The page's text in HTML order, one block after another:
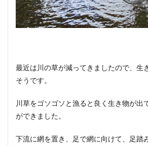
最近は川の草が減ってきましたので、生
そうです。
川草をゴソゴソと漁ると良く生き物が出
ができました。
下流に網を置き、足で網に向けて、足踏